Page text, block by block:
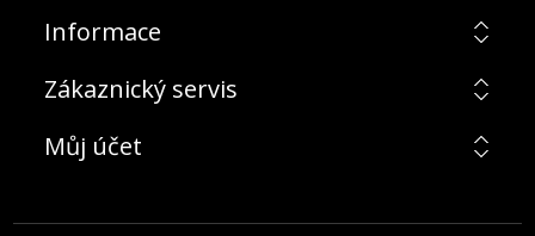
Informace
Zákaznický servis
Můj účet